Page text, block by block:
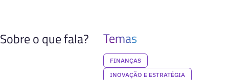
Sobre o que fala? Temas
FINANÇAS
INOVAÇÃO E ESTRATÉGIA